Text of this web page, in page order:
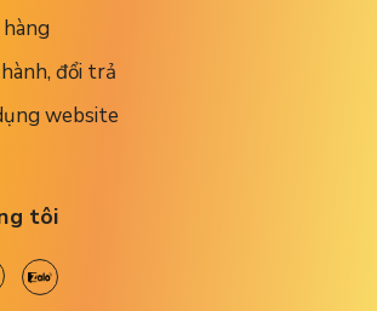
đổi trả
website
tôi